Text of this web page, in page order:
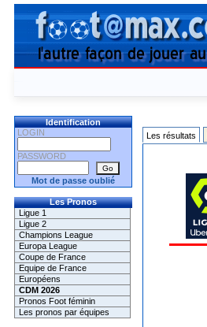
Identification
LOGIN
PASSWORD
Mot de passe oublié
Les Pronos
Ligue 1
Ligue 2
Champions League
Europa League
Coupe de France
Equipe de France
Européens
CDM 2026
Pronos Foot féminin
Les pronos par équipes
Les résultats